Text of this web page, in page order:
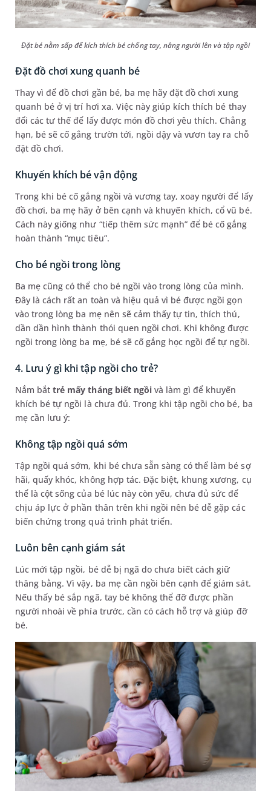
Đặt bé nằm sấp để kích thích bé chống tay, nâng người lên và tập ngồi
Đặt đồ chơi xung quanh bé
Thay vì để đồ chơi gần bé, ba mẹ hãy đặt đồ chơi xung
quanh bé ở vị trí hơi xa. Việc này giúp kích thích bé thay
đổi các tư thế để lấy được món đồ chơi yêu thích. Chẳng
hạn, bé sẽ cố gắng trườn tới, ngồi dậy và vươn tay ra chỗ
đặt đồ chơi.
Khuyến khích bé vận động
Trong khi bé cố gắng ngồi và vương tay, xoay người để lấy
đồ chơi, ba mẹ hãy ở bên cạnh và khuyến khích, cổ vũ bé.
Cách này giống như “tiếp thêm sức mạnh” để bé cố gắng
hoàn thành “mục tiêu”.
Cho bé ngồi trong lòng
Ba mẹ cũng có thể cho bé ngồi vào trong lòng của mình.
Đây là cách rất an toàn và hiệu quả vì bé được ngồi gọn
vào trong lòng ba mẹ nên sẽ cảm thấy tự tin, thích thú,
dần dần hình thành thói quen ngồi chơi. Khi không được
ngồi trong lòng ba mẹ, bé sẽ cố gắng học ngồi để tự ngồi.
4. Lưu ý gì khi tập ngồi cho trẻ?
Nắm bắttrẻ mấy tháng biết ngồivà làm gì để khuyến
khích bé tự ngồi là chưa đủ. Trong khi tập ngồi cho bé, ba
mẹ cần lưu ý:
Không tập ngồi quá sớm
Tập ngồi quá sớm, khi bé chưa sẵn sàng có thể làm bé sợ
hãi, quấy khóc, không hợp tác. Đặc biệt, khung xương, cụ
thể là cột sống của bé lúc này còn yếu, chưa đủ sức để
chịu áp lực ở phần thân trên khi ngồi nên bé dễ gặp các
biến chứng trong quá trình phát triển.
Luôn bên cạnh giám sát
Lúc mới tập ngồi, bé dễ bị ngã do chưa biết cách giữ
thăng bằng. Vì vậy, ba mẹ cần ngồi bên cạnh để giám sát.
Nếu thấy bé sắp ngã, tay bé không thể đỡ được phần
người nhoài về phía trước, cần có cách hỗ trợ và giúp đỡ
bé.